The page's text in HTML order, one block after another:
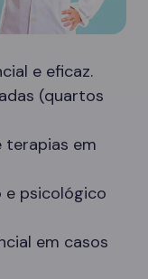
e eficaz.
(quartos
terapias em
e psicológico
em casos